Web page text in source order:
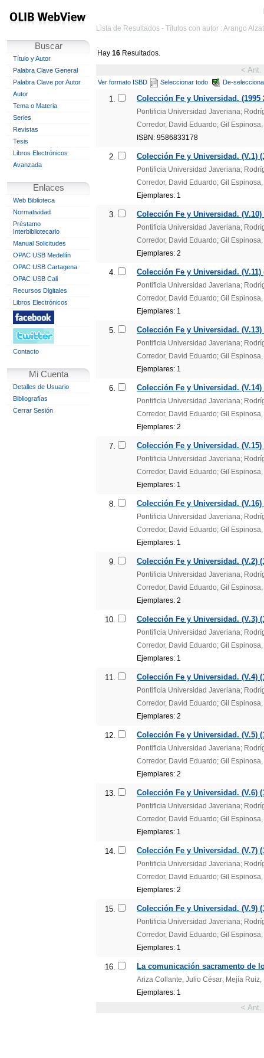
Buscar
Título y Autor
Palabra Clave General
Palabra Clave por Autor
Autor
Tema o Materia
Series
Revistas
Tesis
Libros Electrónicos
Avanzada
Enlaces
Web Biblioteca
Normatividad
Préstamo
Interbibliotecario
Manual Solicitudes
OPAC USB Medellín
OPAC USB Cartagena
OPAC USB Cali
Recursos Digitales
Libros Electrónicos
Contacto
Mi Cuenta
Detalles de Usuario
Bibliografías
Cerrar Sesión
Lista de Resultados - Títulos con autor : Arango
Hay 16 Resultados.
< Ant.
Ver formato ISBD Seleccionar todo De-
1. Colección Fe y Universidad. (1995
Pontificia Universidad Javeriana;
Corredor, David Eduardo; Gil
ISBN: 9586833178
2. Colección Fe y Universidad. (V.1)
Pontificia Universidad Javeriana;
Corredor, David Eduardo; Gil
Ejemplares: 1
3. Colección Fe y Universidad. (V.10)
Pontificia Universidad Javeriana;
Corredor, David Eduardo; Gil
Ejemplares: 2
4. Colección Fe y Universidad. (V.11)
Pontificia Universidad Javeriana;
Corredor, David Eduardo; Gil
Ejemplares: 1
5. Colección Fe y Universidad. (V.13)
Pontificia Universidad Javeriana;
Corredor, David Eduardo; Gil
Ejemplares: 1
6. Colección Fe y Universidad. (V.14)
Pontificia Universidad Javeriana;
Corredor, David Eduardo; Gil
Ejemplares: 2
7. Colección Fe y Universidad. (V.15)
Pontificia Universidad Javeriana;
Corredor, David Eduardo; Gil
Ejemplares: 1
8. Colección Fe y Universidad. (V.16)
Pontificia Universidad Javeriana;
Corredor, David Eduardo; Gil
Ejemplares: 1
9. Colección Fe y Universidad. (V.2)
Pontificia Universidad Javeriana;
Corredor, David Eduardo; Gil
Ejemplares: 2
10. Colección Fe y Universidad. (V.3)
Pontificia Universidad Javeriana;
Corredor, David Eduardo; Gil
Ejemplares: 1
11. Colección Fe y Universidad. (V.4)
Pontificia Universidad Javeriana;
Corredor, David Eduardo; Gil
Ejemplares: 2
12. Colección Fe y Universidad. (V.5)
Pontificia Universidad Javeriana;
Corredor, David Eduardo; Gil
Ejemplares: 2
13. Colección Fe y Universidad. (V.6)
Pontificia Universidad Javeriana;
Corredor, David Eduardo; Gil
Ejemplares: 1
14. Colección Fe y Universidad. (V.7)
Pontificia Universidad Javeriana;
Corredor, David Eduardo; Gil
Ejemplares: 2
15. Colección Fe y Universidad. (V.9)
Pontificia Universidad Javeriana;
Corredor, David Eduardo; Gil
Ejemplares: 1
16. La comunicación sacramento de
Ariza Collante, Julio César; Mejía
Ejemplares: 1
< Ant.